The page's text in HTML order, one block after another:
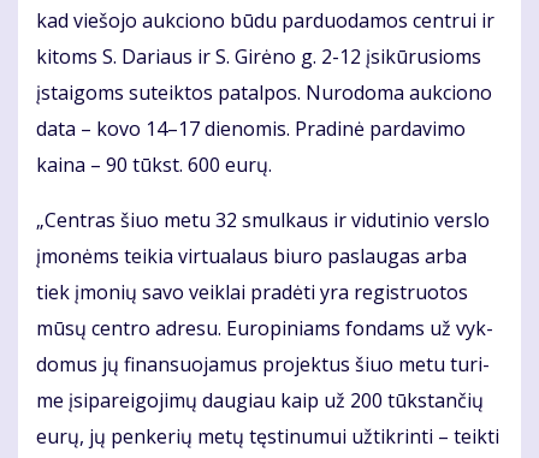
kad vie­šo­jo auk­cio­no bū­du par­duo­da­mos cen­trui ir
ki­toms S. Da­riaus ir S. Gi­rė­no g. 2-12 įsi­kū­ru­sioms
įstai­goms su­teik­tos pa­tal­pos. Nu­ro­do­ma auk­cio­no
da­ta – ko­vo 14–17 die­no­mis. Pra­di­nė par­da­vi­mo
kai­na – 90 tūkst. 600 eu­rų.
„Cen­tras šiuo me­tu 32 smul­kaus ir vi­du­ti­nio ver­slo
įmo­nėms tei­kia vir­tu­a­laus biu­ro pa­slau­gas ar­ba
tiek įmo­nių sa­vo veik­lai pra­dė­ti yra re­gist­ruo­tos
mū­sų cen­tro ad­re­su. Eu­ro­pi­niams fon­dams už vyk­
do­mus jų fi­nan­suo­ja­mus pro­jek­tus šiuo me­tu tu­ri­
me įsi­pa­rei­go­ji­mų dau­giau kaip už 200 tūks­tan­čių
eu­rų, jų pen­ke­rių me­tų tęs­ti­nu­mui už­tik­rin­ti – teik­ti